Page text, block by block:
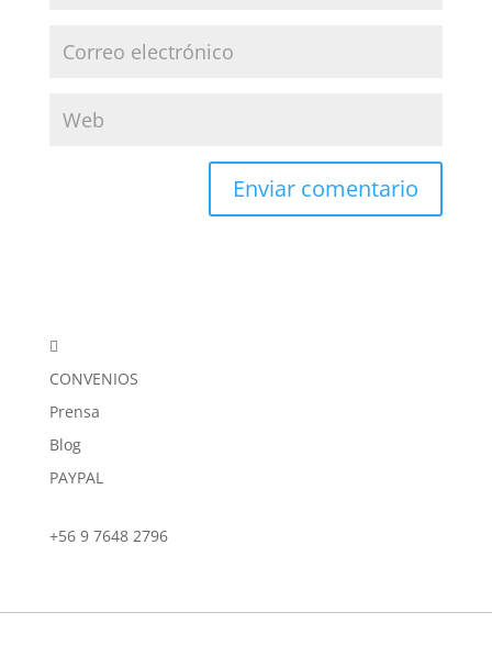

CONVENIOS
Prensa
Blog
PAYPAL
+56 9 7648 2796